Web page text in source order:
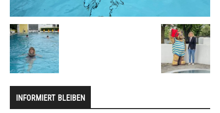
INFORMIERT BLEIBEN